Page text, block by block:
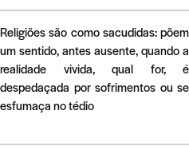
Religiões são como sacudidas: põem
um sentido, antes ausente, quando a
realidade vivida, qual for, é
despedaçada por sofrimentos ou se
esfumaça no tédio